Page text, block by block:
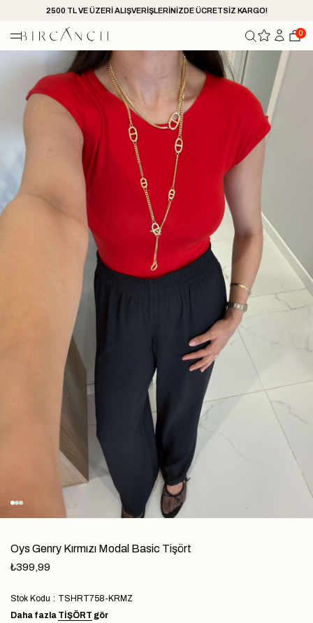
2500 TL VE ÜZERİ ALIŞVERİŞLERİNİZDE ÜCRETSİZ KARGO!
0
Oys Genry Kırmızı Modal Basic Tişört
₺399,99
Stok Kodu
TSHRT758-KRMZ
Daha fazla TIŞÖRT gör